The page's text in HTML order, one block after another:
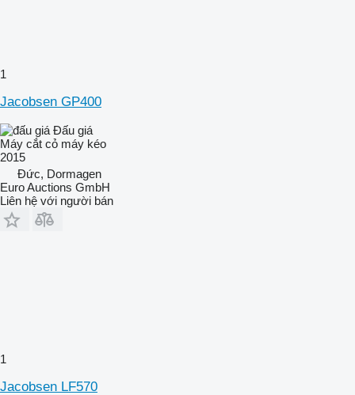
1
Jacobsen GP400
Đấu giá
Máy cắt cỏ máy kéo
2015
Đức, Dormagen
Euro Auctions GmbH
Liên hệ với người bán
1
Jacobsen LF570